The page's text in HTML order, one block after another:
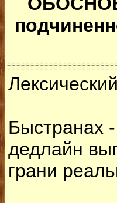
Быстранах
дедлайн
грани